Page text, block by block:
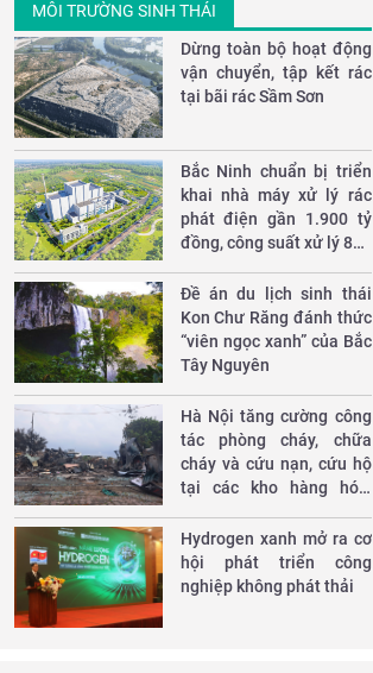
MÔI TRƯỜNG SINH THÁI
Dừng toàn bộ hoạt động
vận chuyển, tập kết rác
tại bãi rác Sầm Sơn
Bắc Ninh chuẩn bị triển
khai nhà máy xử lý rác
phát điện gần 1.900 tỷ
đồng, công suất xử lý 850
Đề án du lịch sinh thái
Kon Chư Răng đánh thức
“viên ngọc xanh” của Bắc
Tây Nguyên
Hà Nội tăng cường công
tác phòng cháy, chữa
cháy và cứu nạn, cứu hộ
tại các kho hàng hóa,
Hydrogen xanh mở ra cơ
hội phát triển công
nghiệp không phát thải